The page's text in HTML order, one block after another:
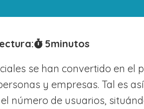
5minutos
se han convertido en el
y empresas. Tal es
número de usuarios,